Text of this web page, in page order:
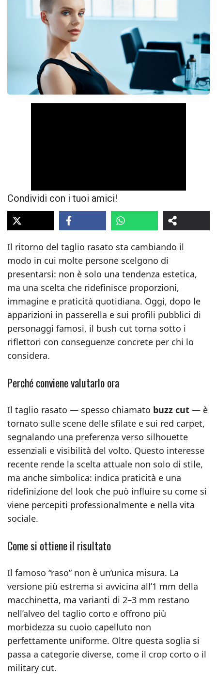
Condividi con i tuoi amici!
Il ritorno del taglio rasato sta cambiando il
modo in cui molte persone scelgono di
presentarsi: non è solo una tendenza estetica,
ma una scelta che ridefinisce proporzioni,
immagine e praticità quotidiana. Oggi, dopo le
apparizioni in passerella e sui profili pubblici di
personaggi famosi, il bush cut torna sotto i
riflettori con conseguenze concrete per chi lo
considera.
Perché conviene valutarlo ora
Il taglio rasato — spesso chiamato buzz cut — è
tornato sulle scene delle sfilate e sui red carpet,
segnalando una preferenza verso silhouette
essenziali e visibilità del volto. Questo interesse
recente rende la scelta attuale non solo di stile,
ma anche simbolica: indica praticità e una
ridefinizione del look che può influire su come si
viene percepiti professionalmente e nella vita
sociale.
Come si ottiene il risultato
Il famoso “raso” non è un’unica misura. La
versione più estrema si avvicina all’1 mm della
macchinetta, ma varianti di 2–3 mm restano
nell’alveo del taglio corto e offrono più
morbidezza su cuoio capelluto non
perfettamente uniforme. Oltre questa soglia si
passa a categorie diverse, come il crop corto o il
military cut.